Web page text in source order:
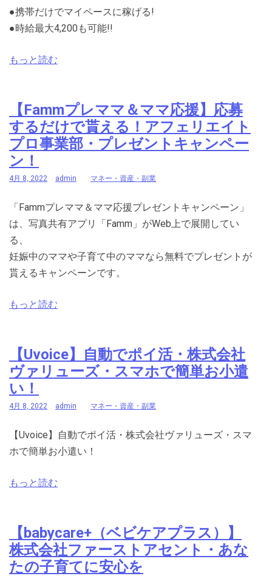
●携帯だけでマイペースに稼げる!
●時給最大4,200も可能!!
もっと読む
【Fammプレママ＆ママ応援】応募
するだけで貰える！アフェリエイト
プロ事業部・プレゼントキャンペー
ン！
4月 8, 2022 admin マネー・資産・副業
「Fammプレママ＆ママ応援プレゼントキャンペーン」
は、写真共有アプリ「Famm」がWeb上で展開してい
る、
妊娠中のママや子育て中のママなら無料でプレゼントが
貰えるキャンペーンです。
もっと読む
【Uvoice】自動でポイ活・株式会社
ヴァリューズ・スマホで簡単お小遣
い！
4月 8, 2022 admin マネー・資産・副業
【Uvoice】自動でポイ活・株式会社ヴァリューズ・スマ
ホで簡単お小遣い！
もっと読む
【babycare+（ベビケアプラス）】
株式会社ファーストアセント・あな
たの子育てに安心を